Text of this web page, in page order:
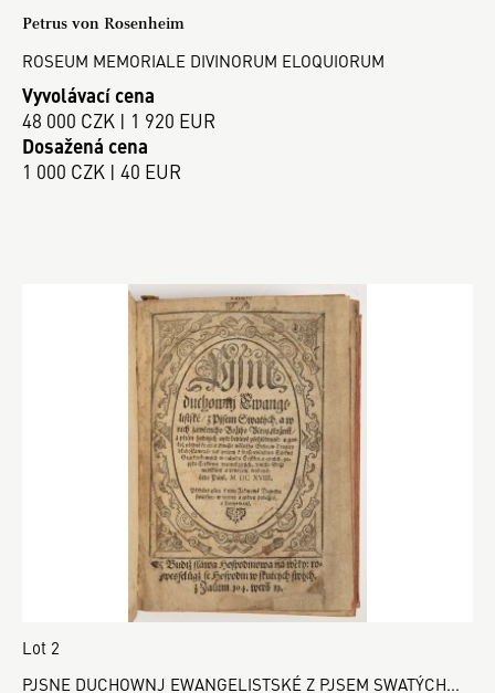
Petrus von Rosenheim
ROSEUM MEMORIALE DIVINORUM ELOQUIORUM
Vyvolávací cena
48 000 CZK | 1 920 EUR
Dosažená cena
1 000 CZK | 40 EUR
Lot 2
PJSNE DUCHOWNJ EWANGELISTSKÉ Z PJSEM SWATÝCH...